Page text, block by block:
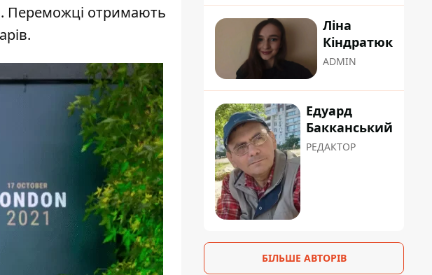
Переможці отримають
Ліна
Кіндратюк
ADMIN
Едуард
Бакканський
РЕДАКТОР
БІЛЬШЕ АВТОРІВ